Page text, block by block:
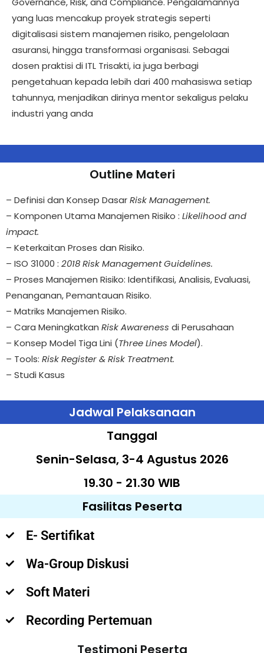
yang luas mencakup proyek strategis seperti
digitalisasi sistem manajemen risiko, pengelolaan
asuransi, hingga transformasi organisasi. Sebagai
dosen praktisi di ITL Trisakti, ia juga berbagi
pengetahuan kepada lebih dari 400 mahasiswa setiap
tahunnya, menjadikan dirinya mentor sekaligus pelaku
industri yang anda
Outline Materi
– Definisi dan Konsep DasarRisk Management.
– Komponen Utama Manajemen Risiko : Likelihood and
impact.
– Keterkaitan Proses dan Risiko.
– ISO 31000 : 2018 Risk Management Guidelines.
– Proses Manajemen Risiko: Identifikasi, Analisis, Evaluasi,
Penanganan, Pemantauan Risiko.
– Matriks Manajemen Risiko.
– ⁠Cara Meningkatkan Risk Awareness di Perusahaan
– Konsep Model Tiga Lini (Three Lines Model).
– Tools: Risk Register & Risk Treatment.
– Studi Kasus
Jadwal Pelaksanaan
Tanggal
Senin-Selasa, 3-4 Agustus 2026
19.30 - 21.30 WIB
Fasilitas Peserta
E- Sertifikat
Wa-Group Diskusi
Soft Materi
Recording Pertemuan
Testimoni Peserta